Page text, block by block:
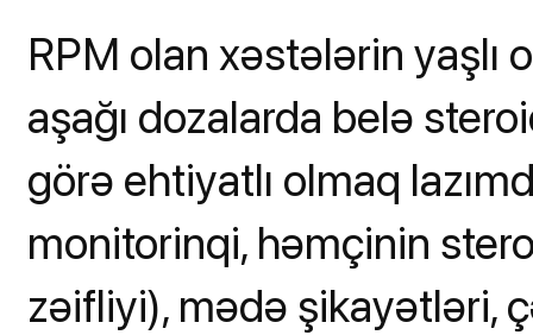
RPM olan xəstələrin yaşlı
aşağı dozalarda belə
görə ehtiyatlı olmaq
monitorinqi, həmçinin
zəifliyi), mədə şikayətləri,